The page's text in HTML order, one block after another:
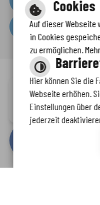
Serviceportal
Inhalt-Impressum-
Immer auf dem
www.enkreis.de
Cookies
Auf dieser
in Cookies
zu ermöglichen.
Hier können Sie die
Webseite erhöhen.
Einstellungen über
jederzeit